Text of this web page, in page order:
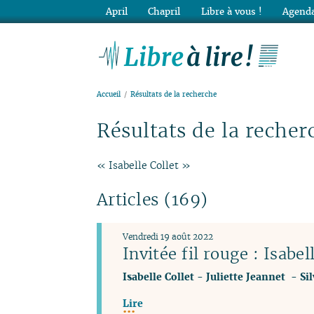
Accueil Résultats de la recherche
Résultats de la
« Isabelle Collet »
Articles (169)
Invitée fil rouge :
Vendredi 19 août 2022
Isabelle Collet- Juliette Jeannet -
Lire
April Chapril Libre à vous !